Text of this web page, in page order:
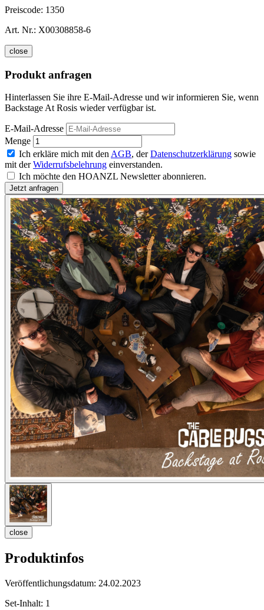
Preiscode: 1350
Art. Nr.: X00308858-6
close
Produkt anfragen
Hinterlassen Sie ihre E-Mail-Adresse und wir informieren Sie, wenn
Backstage At Rosis wieder verfügbar ist.
E-Mail-Adresse
Menge
Ich erkläre mich mit den AGB, derDatenschutzerklärung sowie
mit derWiderrufsbelehrung einverstanden.
Ich möchte den HOANZL Newsletter abonnieren.
close
Produktinfos
Veröffentlichungsdatum: 24.02.2023
Set-Inhalt: 1